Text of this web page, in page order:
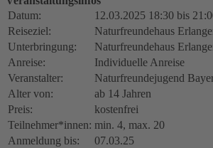
Datum:
12.03.2025 18:30 bis
Reiseziel:
Naturfreundehaus
Unterbringung:
Naturfreundehaus
Anreise:
Individuelle Anreise
Veranstalter:
Naturfreundejugend
Alter von:
ab 14 Jahren
Preis:
kostenfrei
Teilnehmer*innen: min. 4, max. 20
Anmeldung bis:
07.03.25